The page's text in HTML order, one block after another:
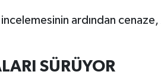
ardından
SÜRÜYOR